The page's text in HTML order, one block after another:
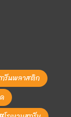
รีนพลาสติก